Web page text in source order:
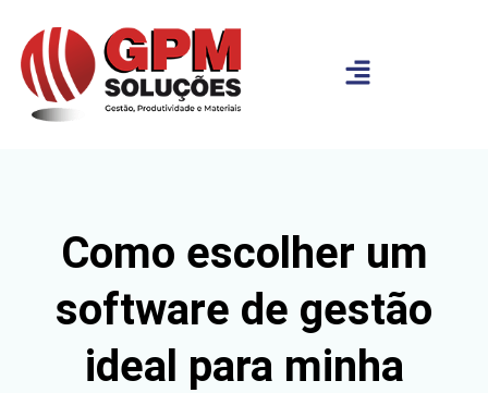
Como escolher um
software de gestão
ideal para minha